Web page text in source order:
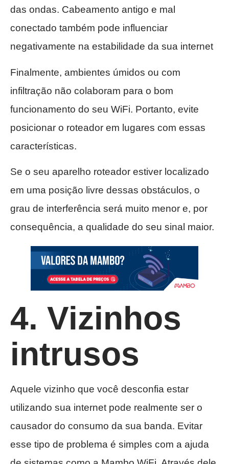
das ondas. Cabeamento antigo e mal
conectado também pode influenciar
negativamente na estabilidade da sua internet
Finalmente, ambientes úmidos ou com
infiltração não colaboram para o bom
funcionamento do seu WiFi. Portanto, evite
posicionar o roteador em lugares com essas
características.
Se o seu aparelho roteador estiver localizado
em uma posição livre dessas obstáculos, o
grau de interferência será muito menor e, por
consequência, a qualidade do seu sinal maior.
4. Vizinhos
intrusos
Aquele vizinho que você desconfia estar
utilizando sua internet pode realmente ser o
causador do consumo da sua banda. Evitar
esse tipo de problema é simples com a ajuda